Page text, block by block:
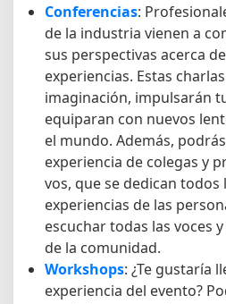
Conferencias:
de la industria vienen a
sus perspectivas acerca
experiencias. Estas
imaginación, impulsarán
equiparan con nuevos
el mundo. Además,
experiencia de colegas y
vos, que se dedican todos
experiencias de las
escuchar todas las voces
de la comunidad.
Workshops: ¿Te gustaría
experiencia del evento?